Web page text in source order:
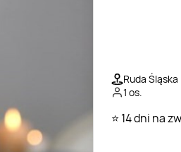
Ruda Śląska
1 os.
⭐ 14 dni na